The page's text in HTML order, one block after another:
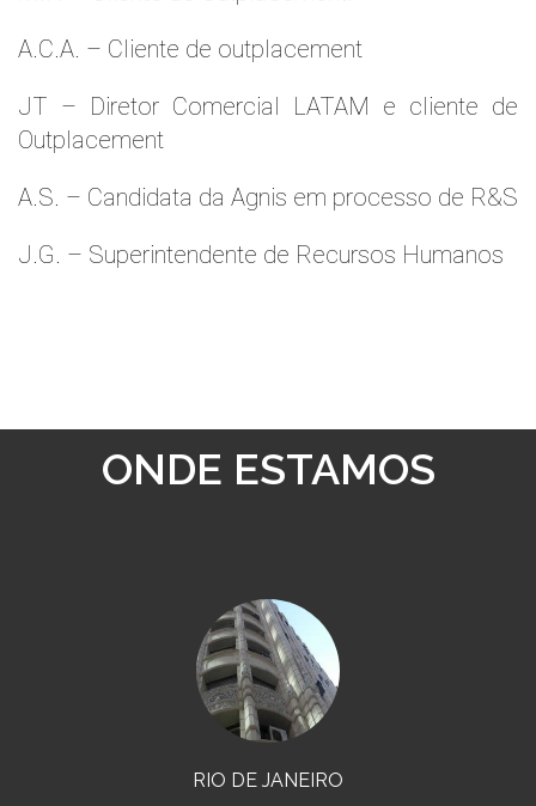
A.C.A. – Cliente de outplacement
JT – Diretor Comercial LATAM e cliente de
Outplacement
A.S. – Candidata da Agnis em processo de R&S
J.G. – Superintendente de Recursos Humanos
ONDE ESTAMOS
RIO DE JANEIRO